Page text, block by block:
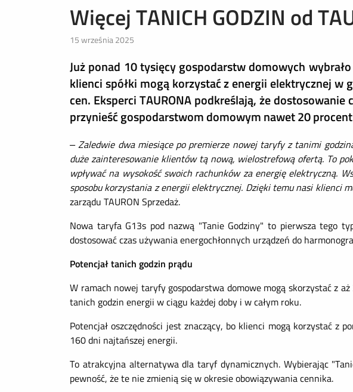
Więcej TANICH GODZIN od
15 września 2025
Już ponad 10 tysięcy gospodarstw domowych
klienci spółki mogą korzystać z energii elektrycznej
cen. Eksperci TAURONA podkreślają, że
przynieść gospodarstwom domowym nawet 20
– Zaledwie dwa miesiące po premierze nowej taryfy z tanimi
duże zainteresowanie klientów tą nową, wielostrefową ofertą. To
wpływać na wysokość swoich rachunków za energię elektryczną.
sposobu korzystania z energii elektrycznej. Dzięki temu nasi klienci
zarządu TAURON Sprzedaż.
Nowa taryfa G13s pod nazwą "Tanie Godziny" to pierwsza tego
dostosować czas używania energochłonnych urządzeń do
Potencjał tanich godzin prądu
W ramach nowej taryfy gospodarstwa domowe mogą skorzystać z
tanich godzin energii w ciągu każdej doby i w całym roku.
Potencjał oszczędności jest znaczący, bo klienci mogą korzystać
160 dni najtańszej energii.
To atrakcyjna alternatywa dla taryf dynamicznych. Wybierając
pewność, że te nie zmienią się w okresie obowiązywania cennika.